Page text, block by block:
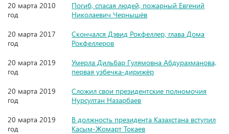
20 марта 2010
год
Погиб, спасая людей, пожарный Евгений
Николаевич Чернышёв
20 марта 2017
год
Скончался Дэвид Рокфеллер, глава Дома
Рокфеллеров
20 марта 2019
год
Умерла Дильбар Гулямовна Абдурахманова,
первая узбечка-дирижёр
20 марта 2019
год
Сложил свои президентские полномочия
Нурсултан Назарбаев
20 марта 2019
год
В должность президента Казахстана вступил
Касым-Жомарт Токаев